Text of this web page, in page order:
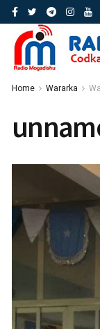
Home Wararka